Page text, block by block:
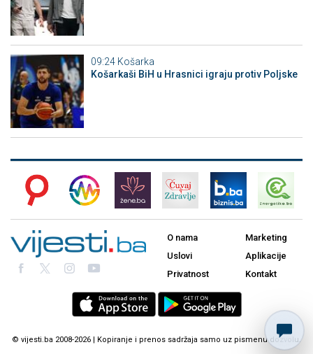
09:24 Košarka
Košarkaši BiH u Hrasnici igraju protiv Poljske
O nama
Uslovi
Privatnost
Marketing
Aplikacije
Kontakt
© vijesti.ba 2008-2026 | Kopiranje i prenos sadržaja samo uz pismenu dozvolu.